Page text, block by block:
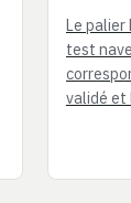
Le palier
test
validé et